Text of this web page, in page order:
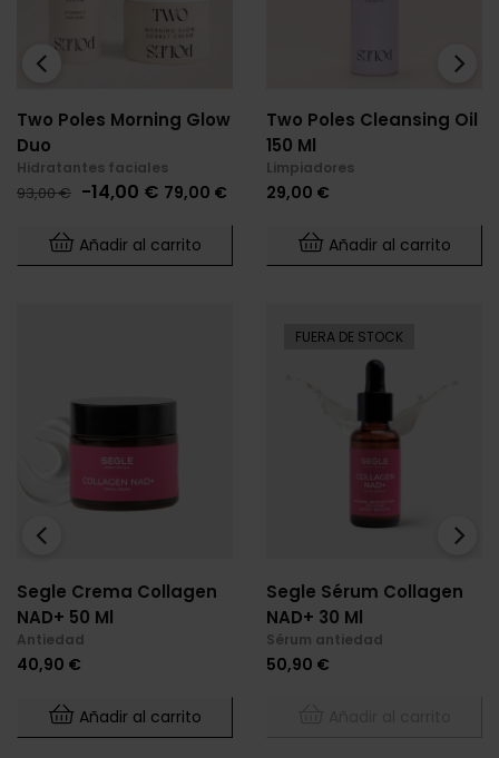
Two Poles Morning Glow
Duo
Hidratantes faciales
Precio
93,00 € -14,00 € Precio
79,00 €
Añadir al carrito
Two Poles Cleansing Oil
150 Ml
Limpiadores
Precio
29,00 €
Añadir al carrito
‹ ›
Segle Crema Collagen
NAD+ 50 Ml
Antiedad
Precio
40,90 €
Añadir al carrito
FUERA DE STOCK
Segle Sérum Collagen
NAD+ 30 Ml
Sérum antiedad
Precio
50,90 €
‹ ›